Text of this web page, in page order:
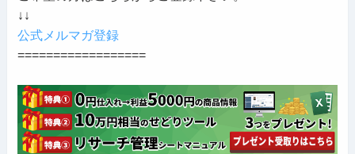
↓↓
公式メルマガ登録
==================